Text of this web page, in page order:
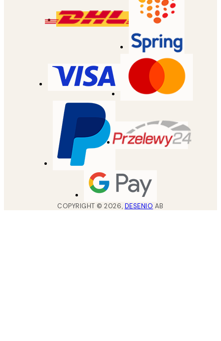
COPYRIGHT ©2026, DESENIO AB